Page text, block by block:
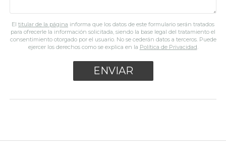
El titular de la página informa que los datos de este formulario serán tratados
para ofrecerle la información solicitada, siendo la base legal del tratamiento el
consentimiento otorgado por el usuario. No se cederán datos a terceros. Puede
ejercer los derechos como se explica en la Política de Privacidad.